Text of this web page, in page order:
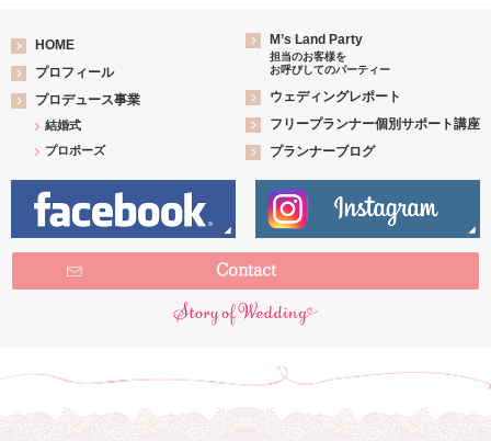
HOME
プロフィール
プロデュース事業
結婚式
プロポーズ
M’s Land Party
担当のお客様を
お呼びしてのパーティー
ウェディングレポート
フリープランナー個別サポート講座
プランナーブログ
Contact